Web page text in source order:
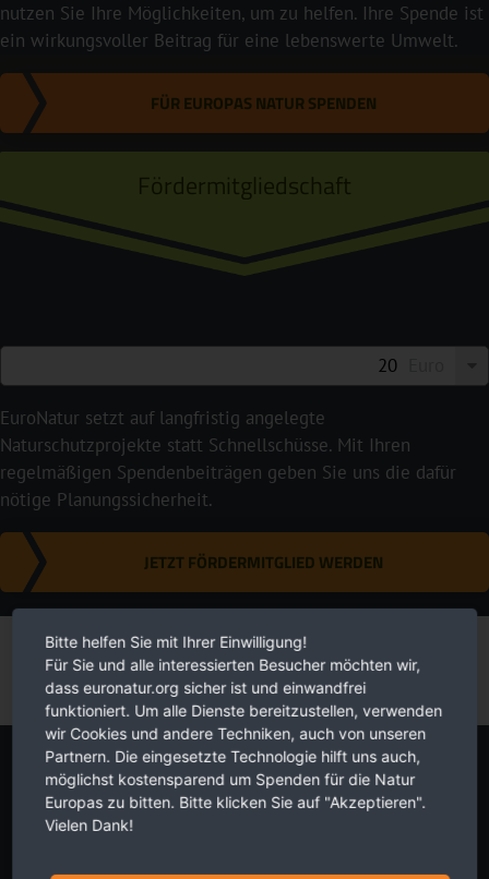
nutzen Sie Ihre Möglichkeiten, um zu helfen. Ihre Spende ist
ein wirkungsvoller Beitrag für eine lebenswerte Umwelt.
FÜR EUROPAS NATUR SPENDEN
Fördermitgliedschaft
EuroNatur setzt auf langfristig angelegte
Naturschutzprojekte statt Schnellschüsse. Mit Ihren
regelmäßigen Spendenbeiträgen geben Sie uns die dafür
nötige Planungssicherheit.
JETZT FÖRDERMITGLIED WERDEN
Newsletter
Bitte helfen Sie mit Ihrer Einwilligung!
Für Sie und alle interessierten Besucher möchten wir,
dass euronatur.org sicher ist und einwandfrei
funktioniert. Um alle Dienste bereitzustellen, verwenden
wir Cookies und andere Techniken, auch von unseren
Partnern. Die eingesetzte Technologie hilft uns auch,
möglichst kostensparend um Spenden für die Natur
Europas zu bitten. Bitte klicken Sie auf "Akzeptieren".
Vielen Dank!